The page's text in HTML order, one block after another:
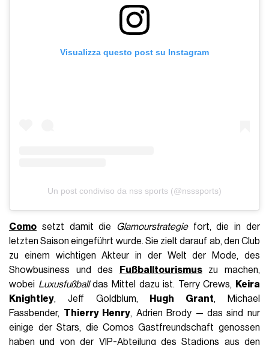
Visualizza questo post su Instagram
Un post condiviso da nss sports (@nsssports)
Como setzt damit die Glamourstrategiefort, die in der
letzten Saison eingeführt wurde. Sie zielt darauf ab, den Club
zu einem wichtigen Akteur in der Welt der Mode, des
Showbusiness und des
Fußballtourismuszu machen,
wobei Luxusfußballdas Mittel dazu ist. Terry Crews,
Keira
Knightley, Jeff Goldblum, Hugh Grant, Michael
Fassbender, Thierry Henry, Adrien Brody — das sind nur
einige der Stars, die Comos Gastfreundschaft genossen
haben und von der VIP-Abteilung des Stadions aus den